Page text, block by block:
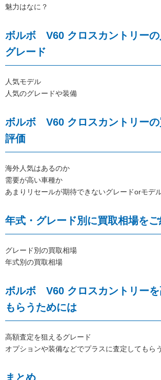
魅力はなに？
ボルボ V60 クロスカントリーの
グレード
人気モデル
人気のグレードや装備
ボルボ V60 クロスカントリーの
評価
海外人気はあるのか
需要が高い車種か
あまりリセールが期待できないグレードorモデ
年式・グレード別に買取相場を
グレード別の買取相場
年式別の買取相場
ボルボ V60 クロスカントリーを
もらうためには
高額査定を狙えるグレード
オプションや装備などでプラスに査定してもら
まとめ